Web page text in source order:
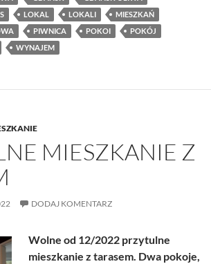
LOKAL LOKALI
MIESZKAŃ
PIWNICA POKOI
POKÓJ
WYNAJEM
MIESZKANIE Z
DODAJ KOMENTARZ
Wolne od 12/2022 przytulne
mieszkanie z tarasem. Dwa pokoje,